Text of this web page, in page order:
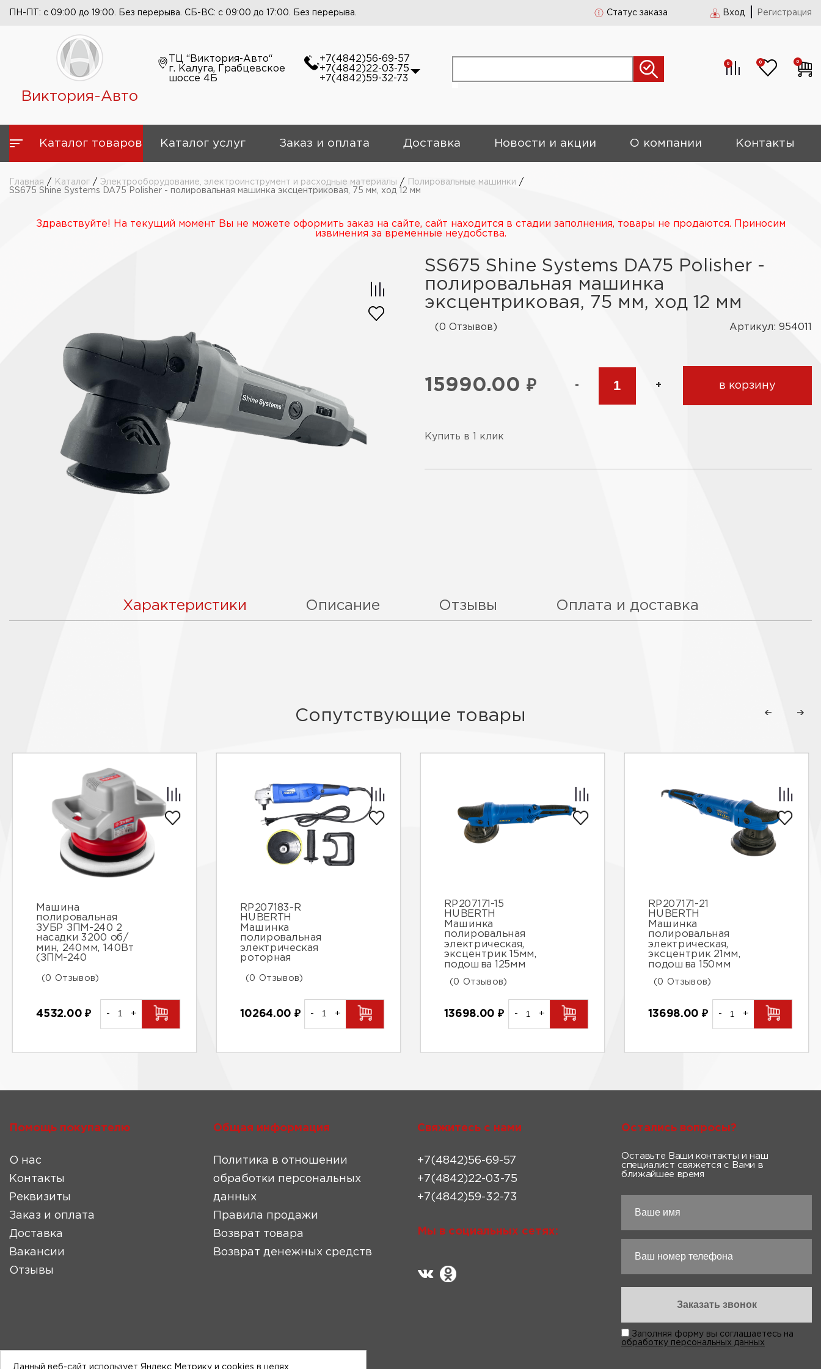
ПН-ПТ: с 09:00 до 19:00. Без перерыва. СБ-ВС: с 09:00 до 17:00. Без перерыва. Статус заказа Вход Регистрация
Виктория-Авто
ТЦ “Виктория-Авто“
г. Калуга, Грабцевское
шоссе 4Б
+7(4842)56-69-57
+7(4842)22-03-75
+7(4842)59-32-73
0 0 0
Каталог товаров Каталог услуг Заказ и оплата Доставка Новости и акции О компании Контакты
Главная / Каталог / Электрооборудование, электроинструмент и расходные материалы / Полировальные машинки /
SS675 Shine Systems DA75 Polisher - полировальная машинка эксцентриковая, 75 мм, ход 12 мм
Здравствуйте! На текущий момент Вы не можете оформить заказ на сайте, сайт находится в стадии заполнения, товары не продаются. Приносим
извинения за временные неудобства.
SS675 Shine Systems DA75 Polisher -
полировальная машинка
эксцентриковая, 75 мм, ход 12 мм
(0 Отзывов) Артикул: 954011
15990.00 ₽ - + в корзину
Купить в 1 клик
Характеристики Описание Отзывы Оплата и доставка
Сопутствующие товары
Машина
полировальная
ЗУБР ЗПМ-240 2
насадки 3200 об/
мин, 240мм, 140Вт
(ЗПМ-240
(0 Отзывов)
4532.00 ₽ - +
RP207183-R
HUBERTH
Машинка
полировальная
электрическая
роторная
(0 Отзывов)
10264.00 ₽ - +
RP207171-15
HUBERTH
Машинка
полировальная
электрическая,
эксцентрик 15мм,
подошва 125мм
(0 Отзывов)
13698.00 ₽ - +
RP207171-21
HUBERTH
Машинка
полировальная
электрическая,
эксцентрик 21мм,
подошва 150мм
(0 Отзывов)
13698.00 ₽ - +
Помощь покупателю
О нас
Контакты
Реквизиты
Заказ и оплата
Доставка
Вакансии
Отзывы
Общая информация
Политика в отношении
обработки персональных
данных
Правила продажи
Возврат товара
Возврат денежных средств
Свяжитесь с нами
+7(4842)56-69-57
+7(4842)22-03-75
+7(4842)59-32-73
Мы в социальных сетях:
Остались вопросы?
Оставьте Ваши контакты и наш
специалист свяжется с Вами в
ближайшее время
Заполняя форму вы соглашаетесь на
обработку персональных данных
Данный веб-сайт использует Яндекс Метрику и cookies в целях